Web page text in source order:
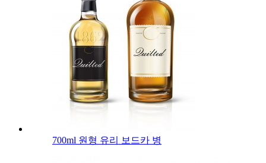
700ml 원형 유리 보드카 병